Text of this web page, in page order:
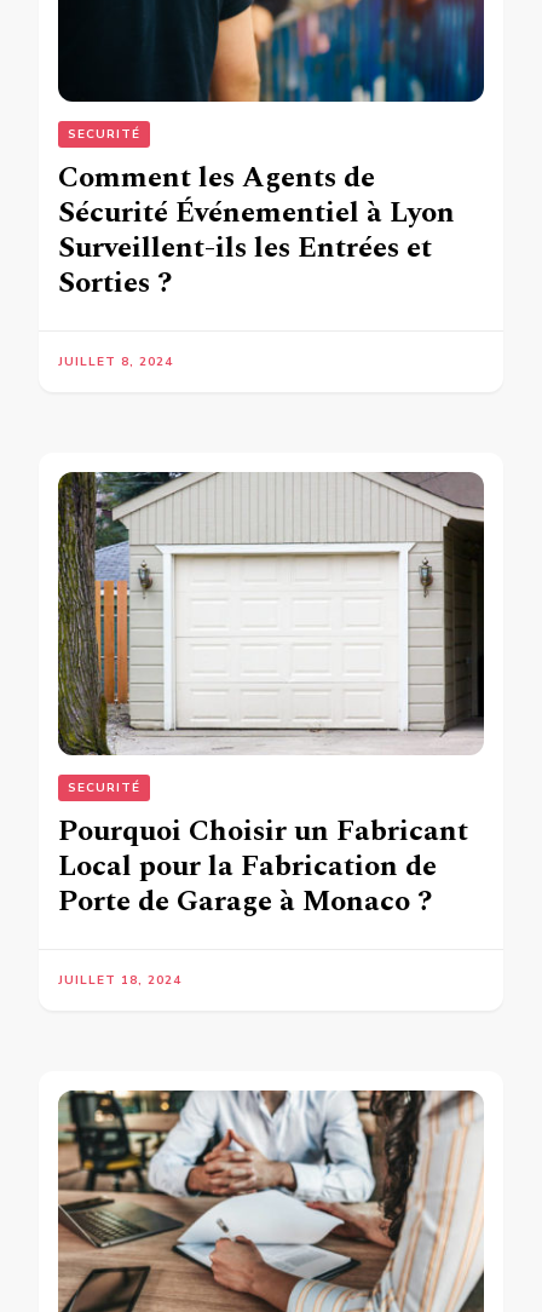
SECURITÉ
Comment les Agents de
Sécurité Événementiel à Lyon
Surveillent-ils les Entrées et
Sorties ?
JUILLET 8, 2024
SECURITÉ
Pourquoi Choisir un Fabricant
Local pour la Fabrication de
Porte de Garage à Monaco ?
JUILLET 18, 2024